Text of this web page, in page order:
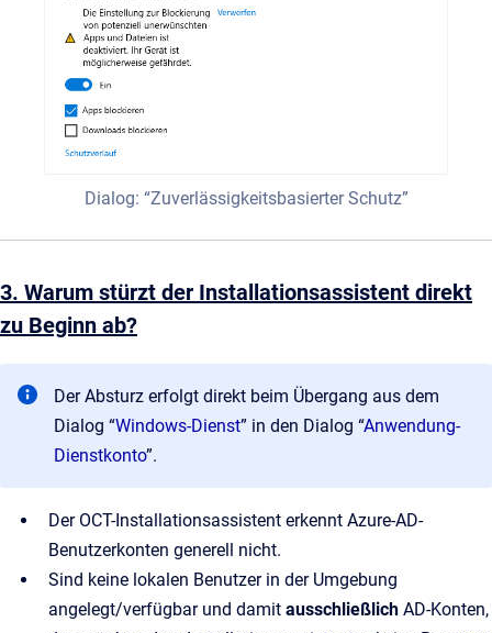
Dialog: “Zuverlässigkeitsbasierter Schutz”
3. Warum stürzt der Installationsassistent direkt
zu Beginn ab?
Der Absturz erfolgt direkt beim Übergang aus dem
Dialog “Windows-Dienst” in den Dialog “Anwendung-
Dienstkonto”.
Der OCT-Installationsassistent erkennt Azure-AD-
Benutzerkonten generell nicht.
Sind keine lokalen Benutzer in der Umgebung
angelegt/verfügbar und damit ausschließlich AD-Konten,